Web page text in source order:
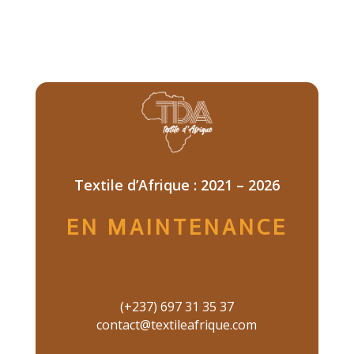
Textile d’Afrique : 2021 – 2026
EN MAINTENANCE
(+237) 697 31 35 37
contact@textileafrique.com